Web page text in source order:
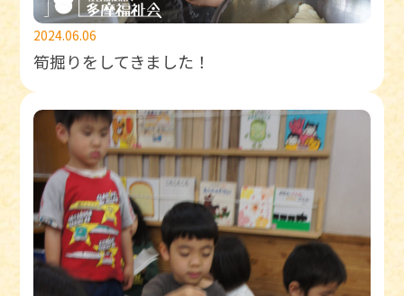
2024.06.06
筍掘りをしてきました！